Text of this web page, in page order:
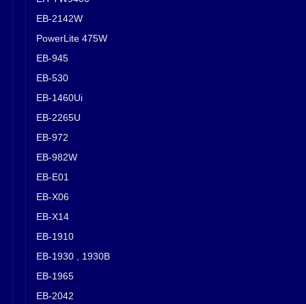
EB-2142W
PowerLite 475W
EB-945
EB-530
EB-1460Ui
EB-2265U
EB-972
EB-982W
EB-E01
EB-X06
EB-X14
EB-1910
EB-1930 , 1930B
EB-1965
EB-2042